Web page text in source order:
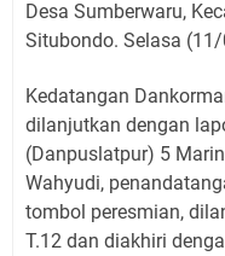
Desa Sumberwaru,
Situbondo. Selasa
Kedatangan
dilanjutkan dengan
(Danpuslatpur) 5
Wahyudi,
tombol peresmian,
T.12 dan diakhiri